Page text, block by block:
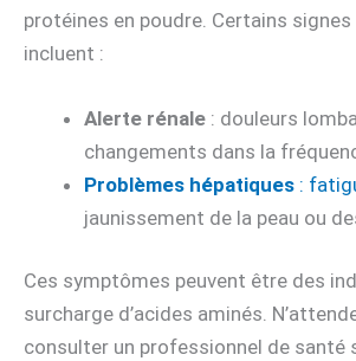
protéines en poudre. Certains
incluent :
Alerte rénale : douleurs
changements dans la
Problèmes hépatiques :
jaunissement de la peau ou
Ces symptômes peuvent être des
surcharge d’acides aminés.
consulter un professionnel de santé